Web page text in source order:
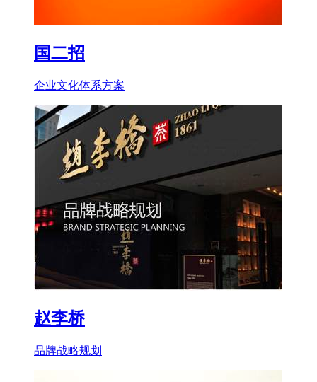
国二招
企业文化体系方案
赵李桥
品牌战略规划